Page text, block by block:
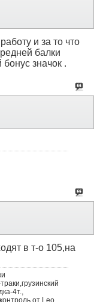
и за то что
балки
значок .
в т-о 105,на
4т.,
Leo.